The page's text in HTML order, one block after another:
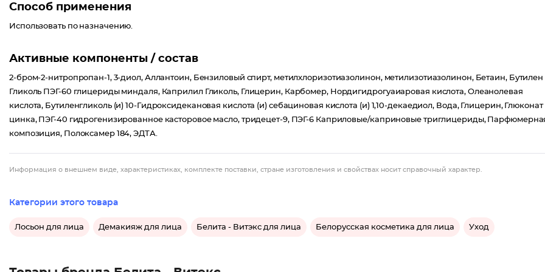
Способ применения
Использовать по назначению.
Активные компоненты / состав
2-бром-2-нитропропан-1, 3-диол, Аллантоин, Бензиловый спирт, метилхлоризотиазолинон, метилизотиазолинон, Бетаин, Бутилен
Гликоль ПЭГ-60 глицериды миндаля, Каприлил Гликоль, Глицерин, Карбомер, Нордигидрогуаиаровая кислота, Олеанолевая
кислота, Бутиленгликоль (и) 10-Гидроксидекановая кислота (и) себациновая кислота (и) 1,10-декаедиол, Вода, Глицерин, Глюконат
цинка, ПЭГ-40 гидрогенизированное касторовое масло, тридецет-9, ПЭГ-6 Каприловые/каприновые триглицериды,
композиция, Полоксамер 184, ЭДТА.
Информация о внешнем виде, характеристиках, комплекте поставки, стране изготовления и свойствах носит справочный характер.
Категории этого товара
Лосьон для лица Демакияж для лица Белита - Витэкс для лица Белорусская косметика для лица Уход